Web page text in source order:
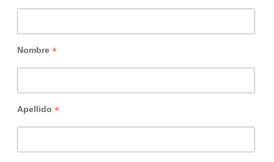
Nombre *
Apellido *